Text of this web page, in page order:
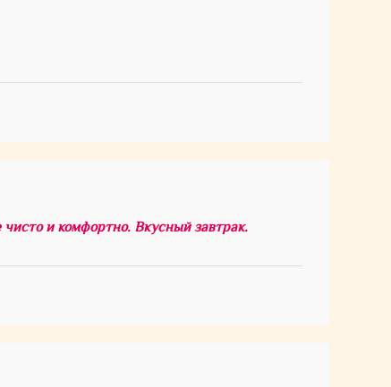
и комфортно. Вкусный завтрак.